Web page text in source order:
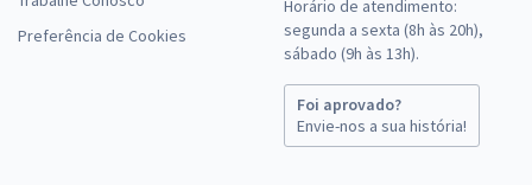
Preferência de Cookies
Horário de atendimento:
segunda a sexta (8h às 20h),
sábado (9h às 13h).
Foi aprovado?
Envie-nos a sua história!